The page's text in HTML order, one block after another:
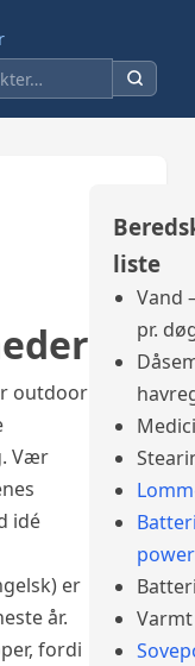
outdoor
Vær
idé
er
år.
fordi
liste
Vand
pr.